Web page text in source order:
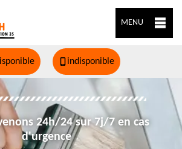
MENU
indisponible
24h/24 sur 7j/7 en cas
d'urgence